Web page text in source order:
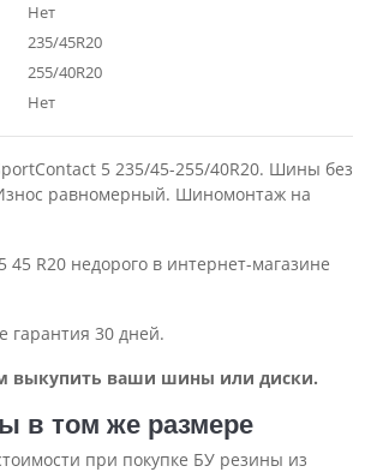
Нет
235/45R20
255/40R20
Нет
5 235/45-255/40R20. Шины без
равномерный. Шиномонтаж на
45 R20 недорого в интернет-магазине
гарантия 30 дней.
выкупить ваши шины или диски.
в том же размере
при покупке БУ резины из